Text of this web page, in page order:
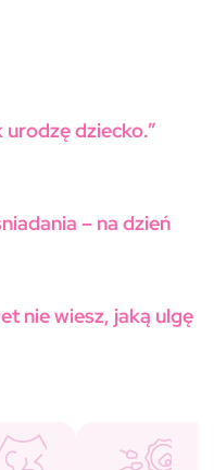
dziecko.”
– na dzień
nie wiesz, jaką ulgę